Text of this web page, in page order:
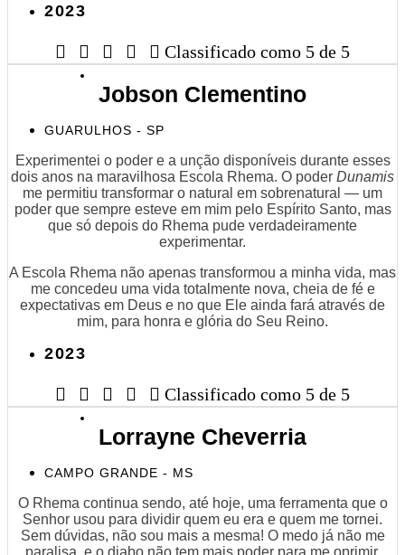
2023
     Classificado como 5 de 5
Jobson Clementino
GUARULHOS - SP
Experimentei o poder e a unção disponíveis durante esses
dois anos na maravilhosa Escola Rhema. O poder Dunamis
me permitiu transformar o natural em sobrenatural — um
poder que sempre esteve em mim pelo Espírito Santo, mas
que só depois do Rhema pude verdadeiramente
experimentar.
A Escola Rhema não apenas transformou a minha vida, mas
me concedeu uma vida totalmente nova, cheia de fé e
expectativas em Deus e no que Ele ainda fará através de
mim, para honra e glória do Seu Reino.
2023
     Classificado como 5 de 5
Lorrayne Cheverria
CAMPO GRANDE - MS
O Rhema continua sendo, até hoje, uma ferramenta que o
Senhor usou para dividir quem eu era e quem me tornei.
Sem dúvidas, não sou mais a mesma! O medo já não me
paralisa, e o diabo não tem mais poder para me oprimir.